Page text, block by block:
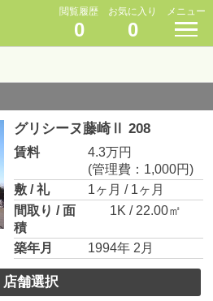
閲覧履歴
0
お気に入り
0
メニュー
グリシーヌ藤崎Ⅱ 208
賃料
4.3万円
(管理費：1,000円)
敷 / 礼
1ヶ月 / 1ヶ月
間取り / 面
積
1K / 22.00㎡
築年月 1994年 2月
店舗選択